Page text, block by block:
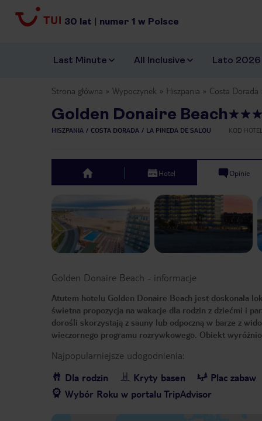
30 lat | numer 1 w Polsce
Last Minute All Inclusive Lato 2026
Strona główna Wypoczynek Hiszpania Costa Dorada
Golden Donaire Beach
HISZPANIA COSTA DORADA LA PINEDA DE SALOU KOD
top Hotel Opinie
Previous slide
Golden Donaire Beach - informacje
Atutem hotelu Golden Donaire Beach jest doskonała
świetna propozycja na wakacje dla rodzin z dziećmi i
dorośli skorzystają z sauny lub odpoczną w barze z
wieczornego programu rozrywkowego. Obiekt
Najpopularniejsze udogodnienia:
Dla rodzin
Kryty basen Plac zabaw
Wybór Roku w portalu TripAdvisor